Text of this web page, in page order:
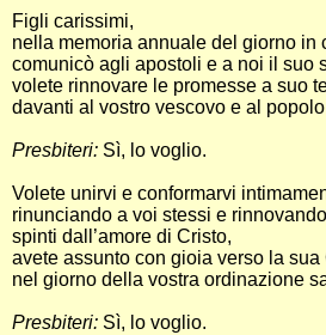
Figli carissimi,
nella memoria annuale del giorno in
comunicò agli apostoli e a noi il suo
volete rinnovare le promesse a suo
davanti al vostro vescovo e al
Presbiteri: Sì, lo voglio.
Volete unirvi e conformarvi
rinunciando a voi stessi e
spinti dall’amore di Cristo,
avete assunto con gioia verso la sua
nel giorno della vostra ordinazione
Presbiteri: Sì, lo voglio.